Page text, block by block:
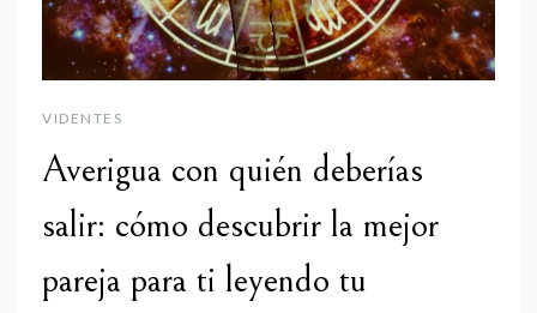
VIDENTES
Averigua con quién deberías
salir: cómo descubrir la mejor
pareja para ti leyendo tu